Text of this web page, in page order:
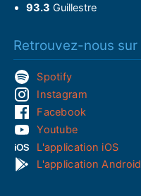
93.3 Guillestre
Retrouvez-nous sur
Spotify
Instagram
Facebook
Youtube
L'application iOS
L'application Android